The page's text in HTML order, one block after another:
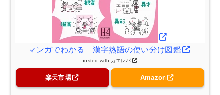
マンガでわかる 漢字熟語の使い分け図鑑
posted with カエレバ
楽天市場 Amazon